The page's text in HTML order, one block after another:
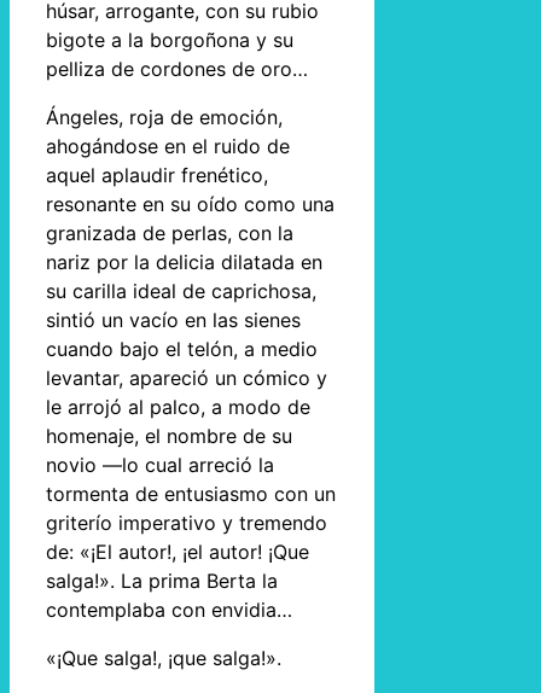
húsar, arrogante, con su rubio
bigote a la borgoñona y su
pelliza de cordones de oro…
Ángeles, roja de emoción,
ahogándose en el ruido de
aquel aplaudir frenético,
resonante en su oído como una
granizada de perlas, con la
nariz por la delicia dilatada en
su carilla ideal de caprichosa,
sintió un vacío en las sienes
cuando bajo el telón, a medio
levantar, apareció un cómico y
le arrojó al palco, a modo de
homenaje, el nombre de su
novio —lo cual arreció la
tormenta de entusiasmo con un
griterío imperativo y tremendo
de: «¡El autor!, ¡el autor! ¡Que
salga!». La prima Berta la
contemplaba con envidia…
«¡Que salga!, ¡que salga!».